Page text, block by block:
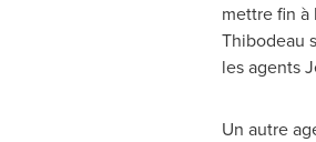
mettre fin à
Thibodeau
les agents
Un autre